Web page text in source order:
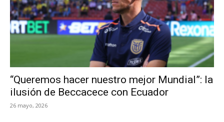
“Queremos hacer nuestro mejor Mundial”: la
ilusión de Beccacece con Ecuador
26 mayo, 2026